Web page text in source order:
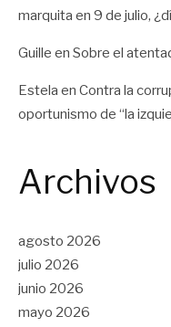
marquita en 9 de julio,
Guille en Sobre el
Estela en Contra la
oportunismo de “la
Archivos
agosto 2026
julio 2026
junio 2026
mayo 2026